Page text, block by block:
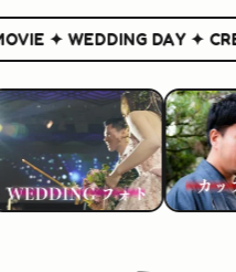
✦ WEDDING DAY ✦